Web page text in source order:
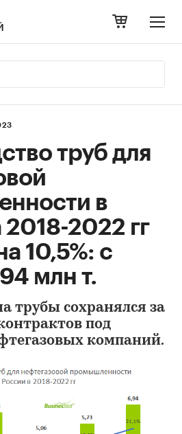
труб для
в
2018-2022 гг
10,5%: с
млн т.
трубы сохранялся за
под
компаний.